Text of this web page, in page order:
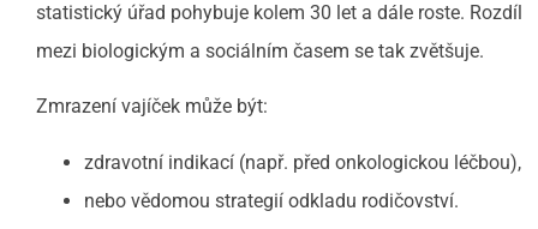
statistický úřad pohybuje kolem 30 let a dále roste. Rozdíl
mezi biologickým a sociálním časem se tak zvětšuje.
Zmrazení vajíček může být:
zdravotní indikací (např. před onkologickou léčbou),
nebo vědomou strategií odkladu rodičovství.